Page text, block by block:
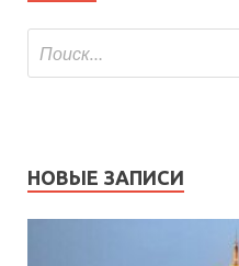
НОВЫЕ ЗАПИСИ